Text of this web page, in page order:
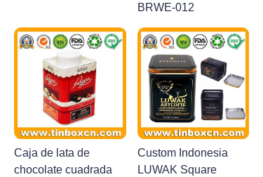
BRWE-012
Caja de lata de
chocolate cuadrada
Custom Indonesia
LUWAK Square